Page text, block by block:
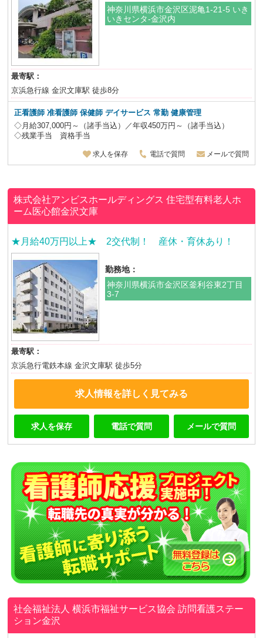
神奈川県横浜市金沢区泥亀1-21-5 いき
いきセンタ-金沢内
最寄駅：
京浜急行線 金沢文庫駅 徒歩8分
正看護師 准看護師 保健師 デイサービス常勤 健康管理
◇月給307,000円～（諸手当込）／年収450万円～（諸手当込）
◇残業手当 資格手当
求人を保存 電話で質問 メールで質問
株式会社アンビスホールディングス住宅型有料老人ホ
ーム医心館金沢文庫
★月給40万円以上★ 2交代制！ 産休・育休あり！
勤務地：
神奈川県横浜市金沢区釜利谷東2丁目
3-7
最寄駅：
京浜急行電鉄本線 金沢文庫駅 徒歩5分
求人情報を詳しく見てみる
求人を保存 電話で質問 メールで質問
社会福祉法人 横浜市福祉サービス協会訪問看護ステー
ション金沢